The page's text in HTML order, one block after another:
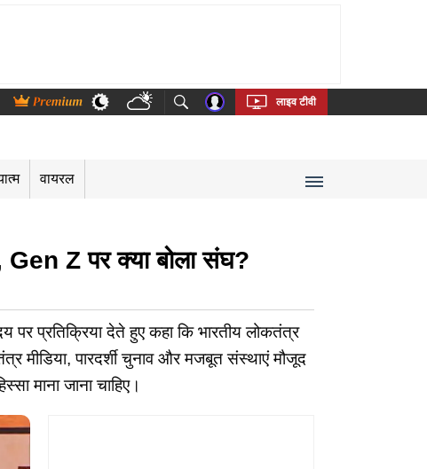
Marathi Bengali Telugu Tamil Kannada Malayalam
लाइव टीवी
वायरल
Z पर क्या बोला संघ?
प्रतिक्रिया देते हुए कहा कि भारतीय लोकतंत्र
मीडिया, पारदर्शी चुनाव और मजबूत संस्थाएं मौजूद
माना जाना चाहिए।